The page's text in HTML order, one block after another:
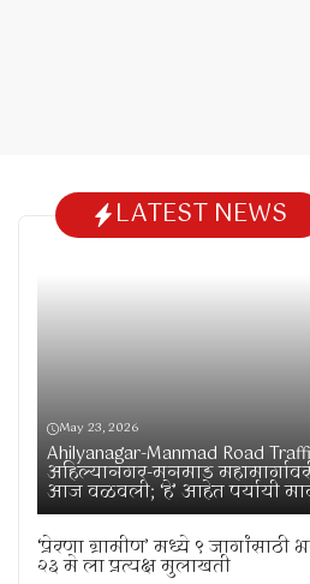
LATEST NEWS
May 23, 2026
Ahilyanagar-Manmad Road
अहिल्यानगर-मनमाड
आज वळवली; ‘हे’ आहेत पर्यायी
‘प्रेरणा ग्रामीण’ मध्ये ९ जागांसाठी
२३ मे ला प्रत्यक्ष मुलाखती